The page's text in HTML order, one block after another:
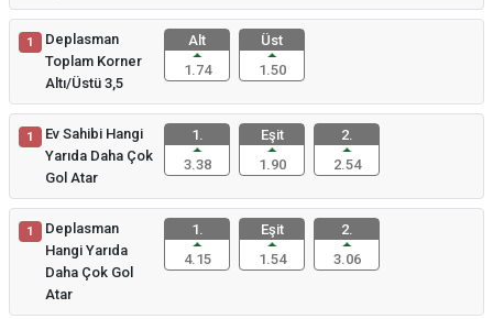
1
Deplasman
Toplam Korner
Altı/Üstü 3,5
Alt
1.74
Üst
1.50
1
Ev Sahibi Hangi
Yarıda Daha Çok
Gol Atar
1.
3.38
Eşit
1.90
2.
2.54
1
Deplasman
Hangi Yarıda
Daha Çok Gol
Atar
1.
4.15
Eşit
1.54
2.
3.06